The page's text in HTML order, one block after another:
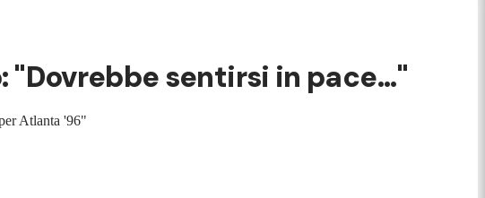
"Dovrebbe sentirsi in pace..."
Atlanta '96"